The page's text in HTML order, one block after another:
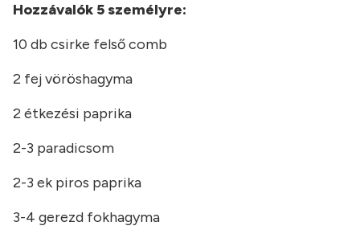
Hozzávalók 5 személyre:
10 db csirke felső comb
2 fej vöröshagyma
2 étkezési paprika
2-3 paradicsom
2-3 ek piros paprika
3-4 gerezd fokhagyma